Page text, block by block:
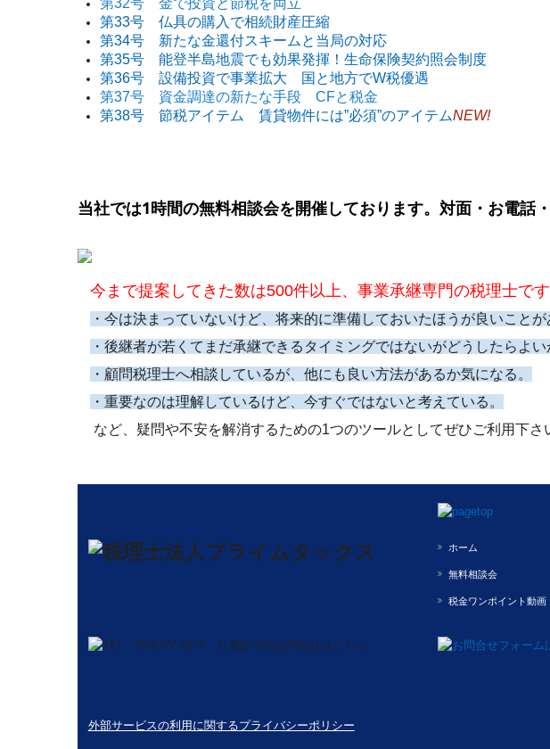
第32号 金で投資と節税を両立
第33号 仏具の購入で相続財産圧縮
第34号 新たな金還付スキームと当局の対応
第35号 能登半島地震でも効果発揮！生命保険契約照会制度
第36号 設備投資で事業拡大 国と地方でW税優遇
第37号 資金調達の新たな手段 CFと税金
第38号 節税アイテム 賃貸物件には”必須”のアイテムNEW!
当社では1時間の無料相談会を開催しております。対面・お電話
今まで提案してきた数は500件以上、事業承継専門の税理士です
・今は決まっていないけど、将来的に準備しておいたほうが良いことが
・後継者が若くてまだ承継できるタイミングではないがどうしたらよい
・顧問税理士へ相談しているが、他にも良い方法があるか気になる。
・重要なのは理解しているけど、今すぐではないと考えている。
など、疑問や不安を解消するための1つのツールとしてぜひご利用下さ
ホーム
無料相談会
税金ワンポイント動画
外部サービスの利用に関するプライバシーポリシー